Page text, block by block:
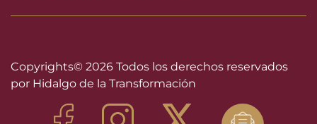
Copyrights© 2026 Todos los derechos reservados
por Hidalgo de la Transformación